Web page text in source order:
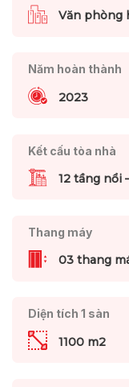
Văn phòng
Năm hoàn thành
2023
Kết cấu tòa nhà
12 tầng nổi
Thang máy
03 thang
Diện tích 1 sàn
1100 m2